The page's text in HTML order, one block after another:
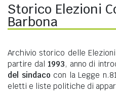
Storico Elezioni
Barbona
Archivio storico delle
partire dal 1993, anno di
del sindaco con la Legge
eletti e liste politiche di